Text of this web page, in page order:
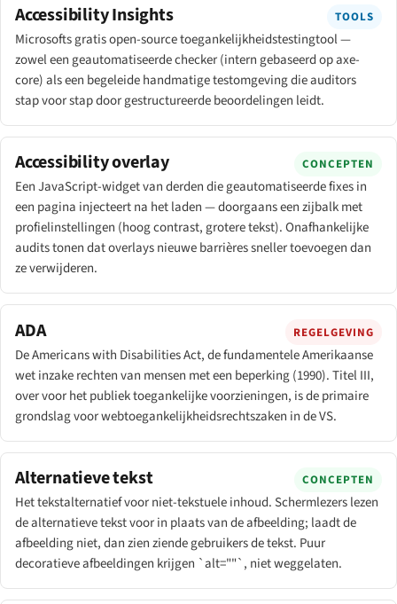
Accessibility Insights TOOLS
Microsofts gratis open-source toegankelijkheidstestingtool —
zowel een geautomatiseerde checker (intern gebaseerd op axe-
core) als een begeleide handmatige testomgeving die auditors
stap voor stap door gestructureerde beoordelingen leidt.
Accessibility overlay CONCEPTEN
Een JavaScript-widget van derden die geautomatiseerde fixes in
een pagina injecteert na het laden — doorgaans een zijbalk met
profielinstellingen (hoog contrast, grotere tekst). Onafhankelijke
audits tonen dat overlays nieuwe barrières sneller toevoegen dan
ze verwijderen.
ADA REGELGEVING
De Americans with Disabilities Act, de fundamentele Amerikaanse
wet inzake rechten van mensen met een beperking (1990). Titel III,
over voor het publiek toegankelijke voorzieningen, is de primaire
grondslag voor webtoegankelijkheidsrechtszaken in de VS.
Alternatieve tekst CONCEPTEN
Het tekstalternatief voor niet-tekstuele inhoud. Schermlezers lezen
de alternatieve tekst voor in plaats van de afbeelding; laadt de
afbeelding niet, dan zien ziende gebruikers de tekst. Puur
decoratieve afbeeldingen krijgen `alt=""`, niet weggelaten.